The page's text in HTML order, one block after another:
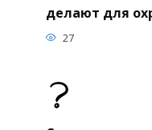
делают для
27